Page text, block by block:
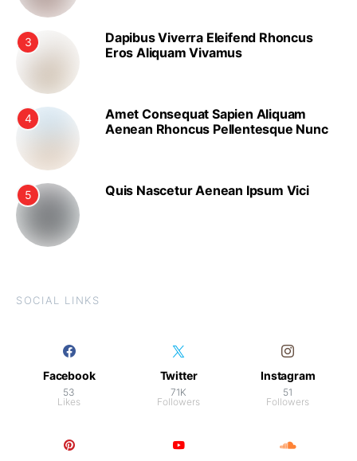
3
Dapibus Viverra Eleifend Rhoncus
Eros Aliquam Vivamus
4
Amet Consequat Sapien Aliquam
Aenean Rhoncus Pellentesque Nunc
5 Quis Nascetur Aenean Ipsum Vici
SOCIAL LINKS
Facebook
53
Likes
Twitter
71K
Followers
Instagram
51
Followers